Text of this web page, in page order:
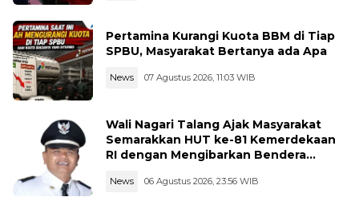
Pertamina Kurangi Kuota BBM di Tiap
SPBU, Masyarakat Bertanya ada Apa
News 07 Agustus 2026, 11:03 WIB
Wali Nagari Talang Ajak Masyarakat
Semarakkan HUT ke-81 Kemerdekaan
RI dengan Mengibarkan Bendera
News 06 Agustus 2026, 23:56 WIB